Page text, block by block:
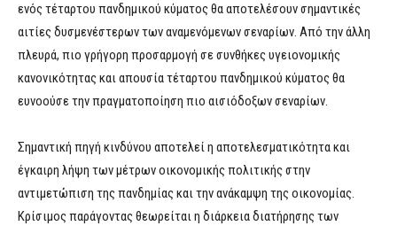
ενός τέταρτου πανδημικού κύματος θα αποτελέσουν σημαντικές
αιτίες δυσμενέστερων των αναμενόμενων σεναρίων. Από την άλλη
πλευρά, πιο γρήγορη προσαρμογή σε συνθήκες υγειονομικής
κανονικότητας και απουσία τέταρτου πανδημικού κύματος θα
ευνοούσε την πραγματοποίηση πιο αισιόδοξων σεναρίων.
Σημαντική πηγή κινδύνου αποτελεί η αποτελεσματικότητα και
έγκαιρη λήψη των μέτρων οικονομικής πολιτικής στην
αντιμετώπιση της πανδημίας και την ανάκαμψη της οικονομίας.
Κρίσιμος παράγοντας θεωρείται η διάρκεια διατήρησης των